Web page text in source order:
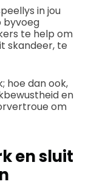
in jou
byvoeg
te help om
skandeer, te
hoe dan ook,
en
om
en sluit